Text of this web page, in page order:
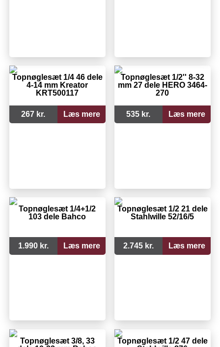
Topnøglesæt 1/4 46 dele
4-14 mm Kreator
KRT500117
267 kr. Læs mere
Topnøglesæt 1/2'' 8-32
mm 27 dele HERO 3464-
270
535 kr. Læs mere
Topnøglesæt 1/4+1/2
103 dele Bahco
1.990 kr. Læs mere
Topnøglesæt 1/2 21 dele
Stahlwille 52/16/5
2.745 kr. Læs mere
Topnøglesæt 3/8, 33
Topnøglesæt 1/2 47 dele